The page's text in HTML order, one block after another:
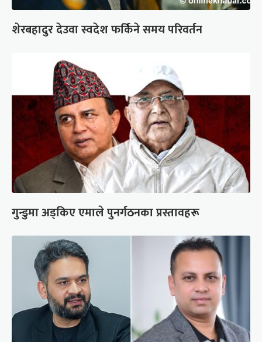
शेरबहादुर देउवा स्वदेश फर्किने समय परिवर्तन
गुन्डुमा अड्किए एमाले पुनर्गठनका प्रस्तावहरू